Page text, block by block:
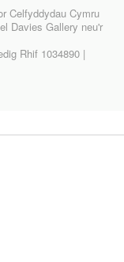
Celfyddydau Cymru
Davies Gallery neu'r
Rhif 1034890 |